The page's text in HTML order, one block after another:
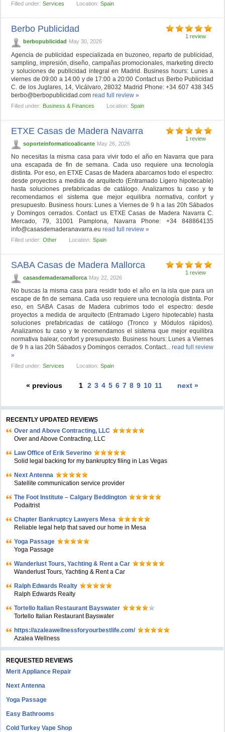
Filled under: Services Location: Spain
1 review
Berbo Publicidad
berbopublicidad May 30, 2026
Agencia de publicidad especializada en buzoneo, reparto de publicidad,
sampling, impresión, diseño, campañas promocionales, marketing directo
y soluciones de publicidad integral en Madrid. Business hours: Lunes a
viernes de 09:00 a 14:00 y de 17:00 a 20:00 Contact us Berbo Publicidad
C. de los Juglares, 14, Vicálvaro, 28032 Madrid Phone: +34 607 438 345
berbo@berbopublicidad.com read full review »
Filled under: Business & Finances Location: Spain
1 review
ETXE Casas de Madera Navarra
soporteinformaticoalicante May 26, 2026
No necesitas la misma casa para vivir todo el año en Navarra que para
una escapada de fin de semana. Cada uso requiere una tecnología
distinta. Por eso, en ETXE Casas de Madera abarcamos todo el espectro:
desde proyectos a medida de arquitecto (Entramado Ligero hipotecable)
hasta soluciones prefabricadas de catálogo. Analizamos tu caso y te
recomendamos el sistema que mejor equilibra normativa, confort y
presupuesto. Business hours: Lunes a Viernes de 9 h a las 20h Sábados
y Domingos cerrados. Contact us ETXE Casas de Madera Navarra C.
Mercado, 79, 31001 Pamplona, Navarra Phone: +34 848864135
info@casasdemaderanavarra.eu read full review »
Filled under: Other Location: Spain
1 review
SABA Casas de Madera Mallorca
casasdemaderamallorca May 22, 2026
No buscas la misma casa para residir todo el año en la isla que para un
escape de fin de semana. Cada uso requiere una tecnología distinta. Por
eso, en SABA Casas de Madera cubrimos todo el espectro: desde
proyectos a medida de arquitecto (Entramado Ligero hipotecable) hasta
soluciones prefabricadas de catálogo (Tronco y Módulos rápidos).
Analizamos tu caso y te recomendamos el sistema que mejor equilibra
normativa balear, confort y presupuesto. Business hours: Lunes a Viernes
de 9 h a las 20h Sábados y Domingos cerrados. Contact... read full review
»
Filled under: Services Location: Spain
« previous next »
1 2 3 4 5 6 7 8 9 10 11
RECENTLY UPDATED REVIEWS
Over and Above Contracting, LLC
Over and Above Contracting, LLC
Law Office of Erik Severino
Solid legal backing for my bankruptcy filing in Las Vegas
Next Antenna
Satellite communication service provider
The Foot Institute – Calgary Beddington
Podaitrist
Chapter Bankruptcy Lawyers Mesa
Reliable legal help that saved our home in Mesa
Yoga Passage
Yoga Passage
Wanderlust Tours, Yachting & Rent a Car
Wanderlust Tours, Yachting & Rent a Car
Ralph Edwards Realty
Ralph Edwards Realty
Tortello Italian Restaurant Bayswater
Tortello Italian Restaurant Bayswater
https://azaleawellnessforyourbestlife.com/
Azalea Wellness
REQUESTED REVIEWS
Merit Appliance Repair
Next Antenna
Yoga Passage
Easy Bathrooms
Cold Turkey Vape Shop